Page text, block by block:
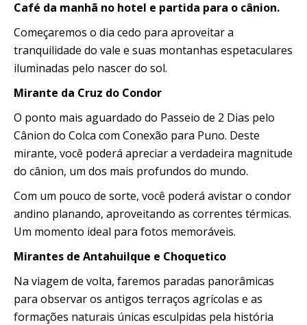
Café da manhã no hotel e partida para o cânion.
Começaremos o dia cedo para aproveitar a
tranquilidade do vale e suas montanhas espetaculares
iluminadas pelo nascer do sol.
Mirante da Cruz do Condor
O ponto mais aguardado do Passeio de 2 Dias pelo
Cânion do Colca com Conexão para Puno. Deste
mirante, você poderá apreciar a verdadeira magnitude
do cânion, um dos mais profundos do mundo.
Com um pouco de sorte, você poderá avistar o condor
andino planando, aproveitando as correntes térmicas.
Um momento ideal para fotos memoráveis.
Mirantes de Antahuilque e Choquetico
Na viagem de volta, faremos paradas panorâmicas
para observar os antigos terraços agrícolas e as
formações naturais únicas esculpidas pela história